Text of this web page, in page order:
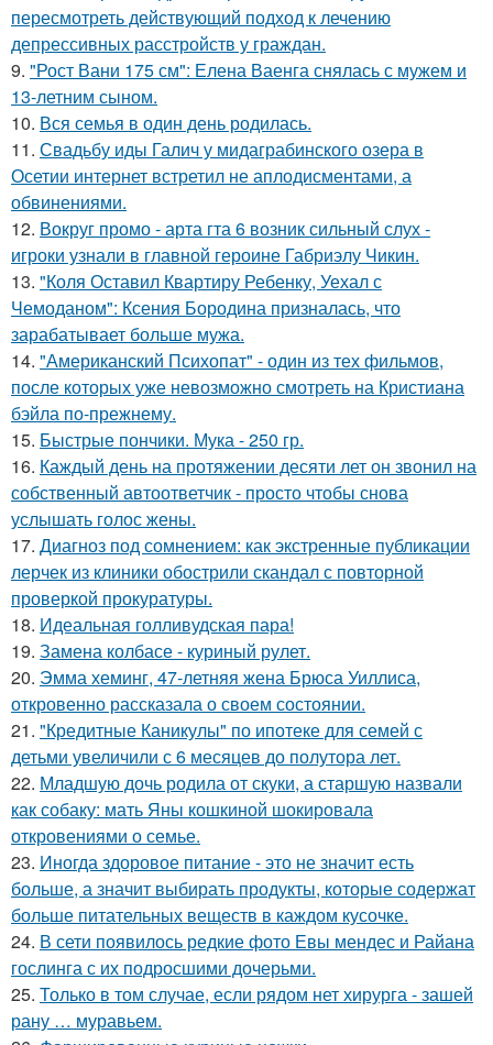
пересмотреть действующий подход к лечению
депрессивных расстройств у граждан.
9. "Рост Вани 175 см": Елена Ваенга снялась с мужем и
13-летним сыном.
10. Вся семья в один день родилась.
11. Свадьбу иды Галич у мидаграбинского озера в
Осетии интернет встретил не аплодисментами, а
обвинениями.
12. Вокруг промо - арта гта 6 возник сильный слух -
игроки узнали в главной героине Габриэлу Чикин.
13. "Коля Оставил Квартиру Ребенку, Уехал с
Чемоданом": Ксения Бородина призналась, что
зарабатывает больше мужа.
14. "Американский Психопат" - один из тех фильмов,
после которых уже невозможно смотреть на Кристиана
бэйла по-прежнему.
15. Быстрые пончики. Мука - 250 гр.
16. Каждый день на протяжении десяти лет он звонил на
собственный автоответчик - просто чтобы снова
услышать голос жены.
17. Диагноз под сомнением: как экстренные публикации
лерчек из клиники обострили скандал с повторной
проверкой прокуратуры.
18. Идеальная голливудская пара!
19. Замена колбасе - куриный рулет.
20. Эмма хеминг, 47-летняя жена Брюса Уиллиса,
откровенно рассказала о своем состоянии.
21. "Кредитные Каникулы" по ипотеке для семей с
детьми увеличили с 6 месяцев до полутора лет.
22. Младшую дочь родила от скуки, а старшую назвали
как собаку: мать Яны кошкиной шокировала
откровениями о семье.
23. Иногда здоровое питание - это не значит есть
больше, а значит выбирать продукты, которые содержат
больше питательных веществ в каждом кусочке.
24. В сети появилось редкие фото Евы мендес и Райана
гослинга с их подросшими дочерьми.
25. Только в том случае, если рядом нет хирурга - зашей
рану … муравьем.